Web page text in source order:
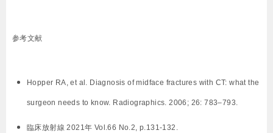
参考文献
Hopper RA, et al. Diagnosis of midface fractures with CT: what the
surgeon needs to know. Radiographics. 2006; 26: 783–793.
臨床放射線 2021年 Vol.66 No.2, p.131-132.